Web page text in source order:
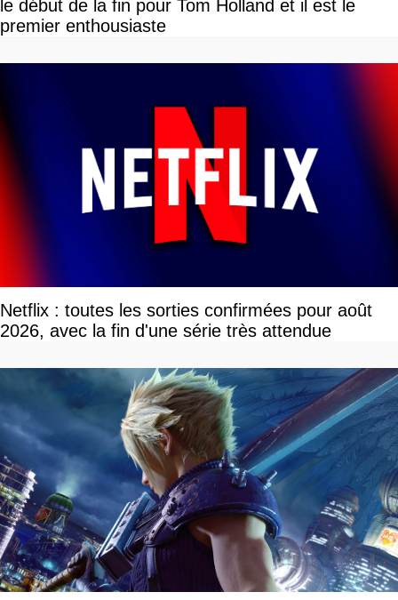
le début de la fin pour Tom Holland et il est le
premier enthousiaste
Netflix : toutes les sorties confirmées pour août
2026, avec la fin d'une série très attendue